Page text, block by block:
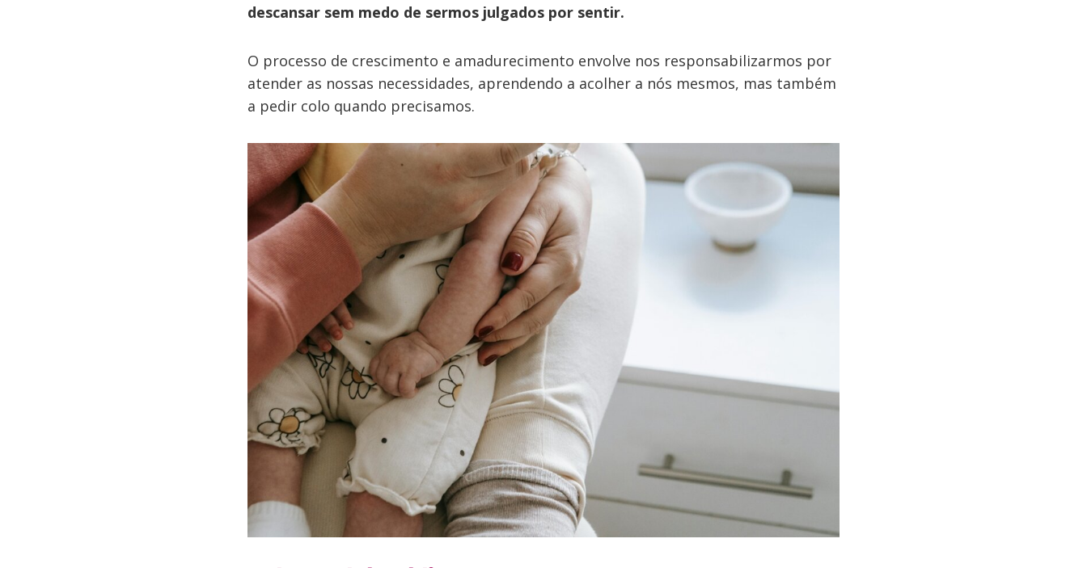
descansar sem medo de sermos julgados por sentir.
O processo de crescimento e amadurecimento envolve nos responsabilizarmos por
atender as nossas necessidades, aprendendo a acolher a nós mesmos, mas também
a pedir colo quando precisamos.